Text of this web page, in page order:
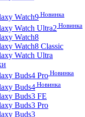
Watch9 Новинка
Watch Ultra2 Новинка
Watch8
Watch8 Classic
Watch Ultra
Buds4 Pro Новинка
Buds4 Новинка
Buds3 FE
Buds3 Pro
Buds3